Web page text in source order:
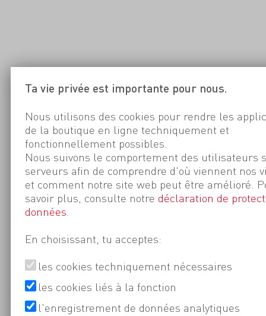
Ta vie privée est importante pour nous.
Nous utilisons des cookies pour rendre les
de la boutique en ligne techniquement et
fonctionnellement possibles.
Nous suivons le comportement des utilisateurs
serveurs afin de comprendre d'où viennent nos
et comment notre site web peut être amélioré.
savoir plus, consulte notre déclaration de
données
En choisissant, tu acceptes:
les cookies techniquement nécessaires
les cookies liés à la fonction
l'enregistrement de données analytiques